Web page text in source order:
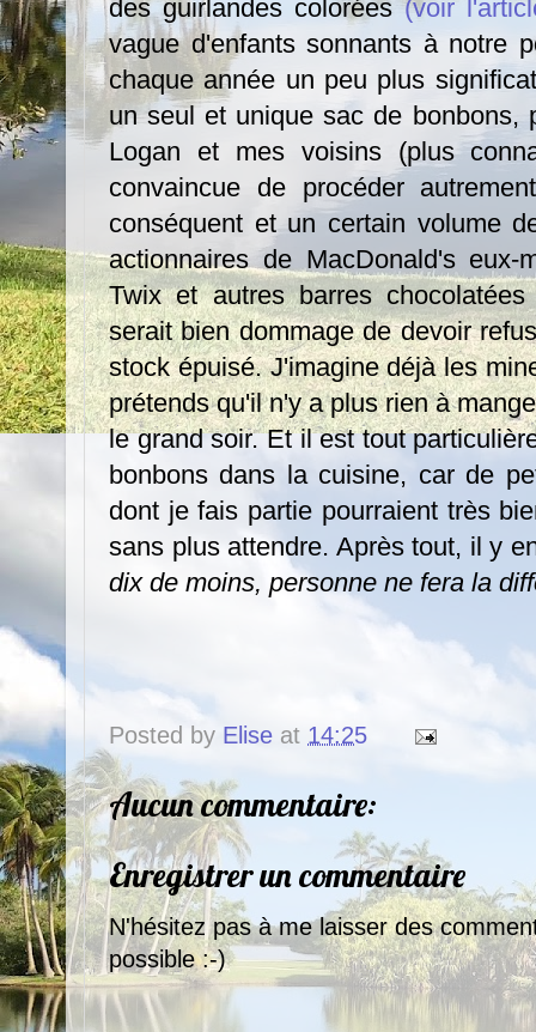
des guirlandes colorées(voir
vague d'enfants sonnants à notre
chaque année un peu plus
un seul et unique sac de bonbons,
Logan et mes voisins (plus
convaincue de procéder
conséquent et un certain volume
actionnaires de MacDonald's eux-
Twix et autres barres
serait bien dommage de devoir
stock épuisé. J'imagine déjà les
prétends qu'il n'y a plus rien à
le grand soir. Et il est tout
bonbons dans la cuisine, car de
dont je fais partie pourraient très
sans plus attendre. Après tout, il y
dix de moins, personne ne fera la
Posted by Elise at 14:25
Aucun commentaire:
Enregistrer un commentaire
N'hésitez pas à me laisser des
possible :-)